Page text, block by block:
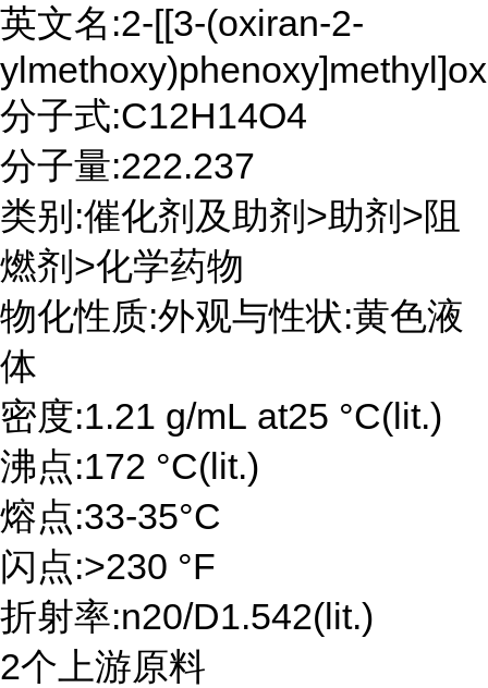
英文名:2-[[3-(oxiran-2-
分子式:C12H14O4
分子量:222.237
类别:催化剂及助剂>助剂>阻
燃剂>化学药物
物化性质:外观与性状:黄色液
体
密度:1.21 g/mL at25 °C(lit.)
沸点:172 °C(lit.)
熔点:33-35°C
闪点:>230 °F
折射率:n20/D1.542(lit.)
2个上游原料